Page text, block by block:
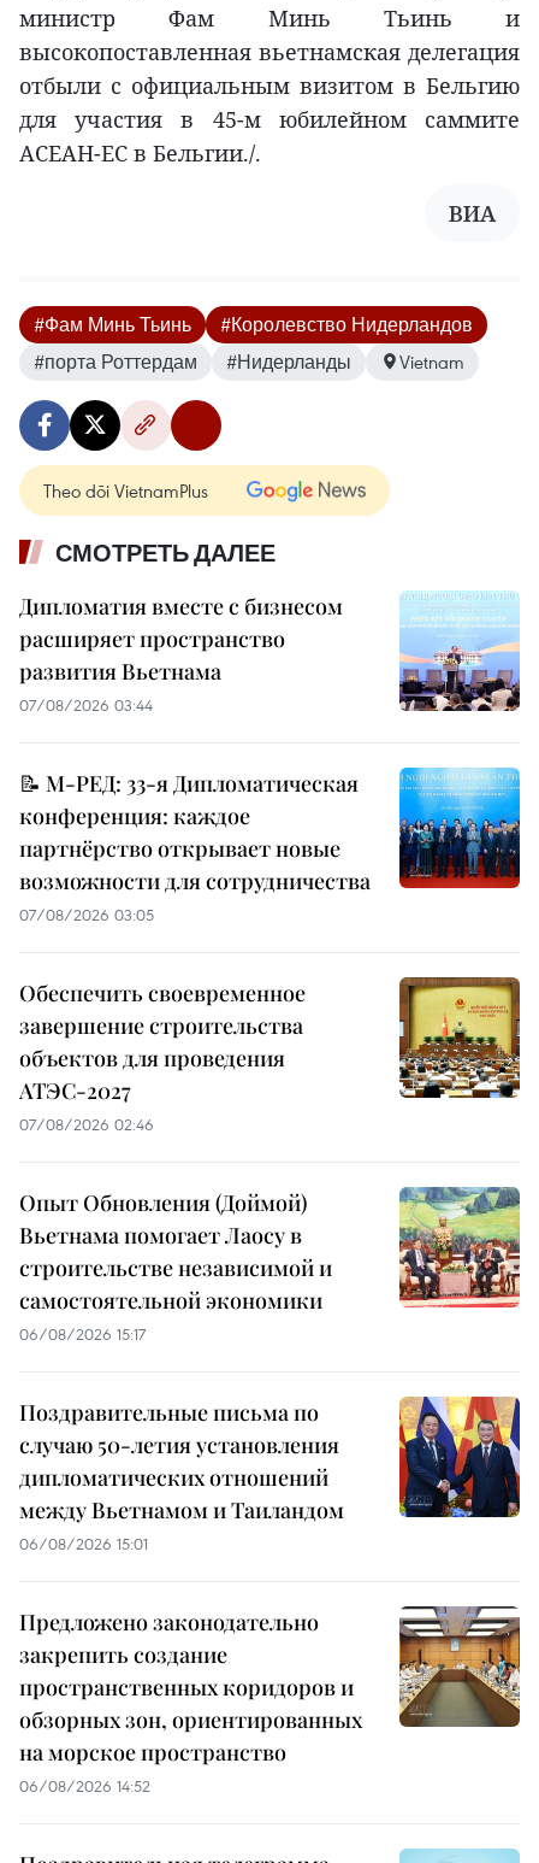
министр Фам Минь Тьинь и
высокопоставленная вьетнамская делегация
отбыли с официальным визитом в Бельгию
для участия в 45-м юбилейном саммите
АСЕАН-ЕС в Бельгии./.
ВИА
#Фам Минь Тьинь
#Королевство Нидерландов
#порта Роттердам
#Нидерланды Vietnam
Theo dõi VietnamPlus
СМОТРЕТЬ ДАЛЕЕ
Дипломатия вместе с бизнесом
расширяет пространство
развития Вьетнама
07/08/2026 03:44
📝 М-РЕД: 33-я Дипломатическая
конференция: каждое
партнёрство открывает новые
возможности для сотрудничества
07/08/2026 03:05
Обеспечить своевременное
завершение строительства
объектов для проведения
АТЭС-2027
07/08/2026 02:46
Опыт Обновления (Доймой)
Вьетнама помогает Лаосу в
строительстве независимой и
самостоятельной экономики
06/08/2026 15:17
Поздравительные письма по
случаю 50-летия установления
дипломатических отношений
между Вьетнамом и Таиландом
06/08/2026 15:01
Предложено законодательно
закрепить создание
пространственных коридоров и
обзорных зон, ориентированных
на морское пространство
06/08/2026 14:52